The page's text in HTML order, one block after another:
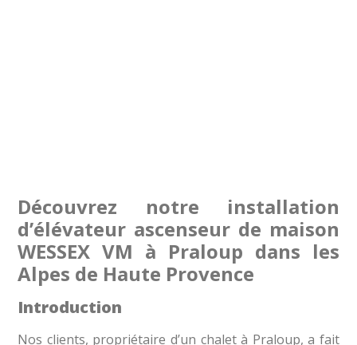
Découvrez notre installation
d’élévateur ascenseur de maison
WESSEX VM à Praloup dans les
Alpes de Haute Provence
Introduction
Nos clients, propriétaire d’un chalet à Praloup, a fait